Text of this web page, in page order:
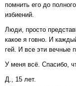
помнить его до
избиений.
Люди, просто
какое я говно. И
гей. И все эти вечные
У меня всё. Спасибо,
Д., 15 лет.